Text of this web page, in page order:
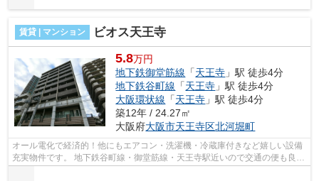
賃貸 | マンション ビオス天王寺
5.8万円
地下鉄御堂筋線 「天王寺 」駅 徒歩4分
地下鉄谷町線 「天王寺 」駅 徒歩4分
大阪環状線 「天王寺 」駅 徒歩4分
築12年 / 24.27㎡
大阪府大阪市天王寺区北河堀町
オール電化で経済的！他にもエアコン・洗濯機・冷蔵庫付きなど嬉しい設備
充実物件です。 地下鉄谷町線・御堂筋線・天王寺駅近いので交通の便も良い
のでオススメです。 ■□■□■□■□■□■□■...